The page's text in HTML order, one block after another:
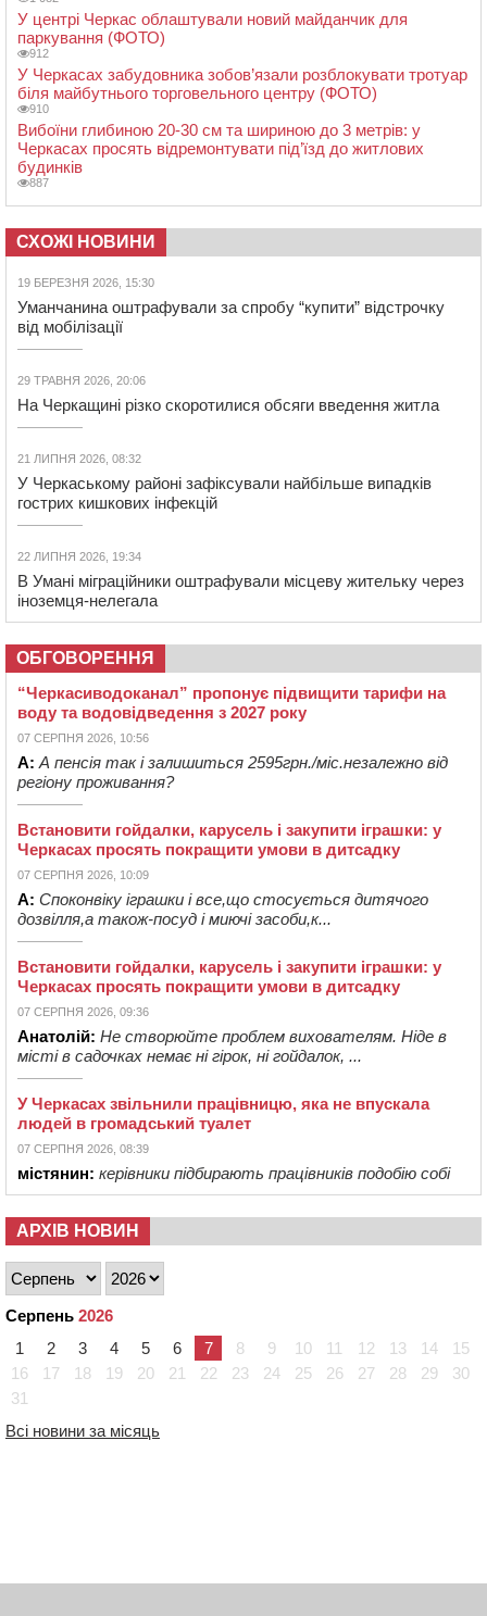
У центрі Черкас облаштували новий майданчик для
паркування (ФОТО)
912
У Черкасах забудовника зобов’язали розблокувати тротуар
біля майбутнього торговельного центру (ФОТО)
910
Вибоїни глибиною 20-30 см та шириною до 3 метрів: у
Черкасах просять відремонтувати під’їзд до житлових
будинків
887
СХОЖІ НОВИНИ
19 БЕРЕЗНЯ 2026, 15:30
Уманчанина оштрафували за спробу “купити” відстрочку
від мобілізації
29 ТРАВНЯ 2026, 20:06
На Черкащині різко скоротилися обсяги введення житла
21 ЛИПНЯ 2026, 08:32
У Черкаському районі зафіксували найбільше випадків
гострих кишкових інфекцій
22 ЛИПНЯ 2026, 19:34
В Умані міграційники оштрафували місцеву жительку через
іноземця-нелегала
ОБГОВОРЕННЯ
“Черкасиводоканал” пропонує підвищити тарифи на
воду та водовідведення з 2027 року
07 СЕРПНЯ 2026, 10:56
А: А пенсія так і залишиться 2595грн./міс.незалежно від
регіону проживання?
Встановити гойдалки, карусель і закупити іграшки: у
Черкасах просять покращити умови в дитсадку
07 СЕРПНЯ 2026, 10:09
А: Споконвіку іграшки і все,що стосується дитячого
дозвілля,а також-посуд і миючі засоби,к...
Встановити гойдалки, карусель і закупити іграшки: у
Черкасах просять покращити умови в дитсадку
07 СЕРПНЯ 2026, 09:36
Анатолій: Не створюйте проблем вихователям. Ніде в
місті в садочках немає ні гірок, ні гойдалок, ...
У Черкасах звільнили працівницю, яка не впускала
людей в громадський туалет
07 СЕРПНЯ 2026, 08:39
містянин: керівники підбирають працівників подобію собі
АРХІВ НОВИН
Серпень 2026
1
2 3 4 5 6 7 8 9 10 11 12 13 14
15
16
17 18 19 20 21 22 23 24 25 26 27 28 29
30
31
Всі новини за місяць